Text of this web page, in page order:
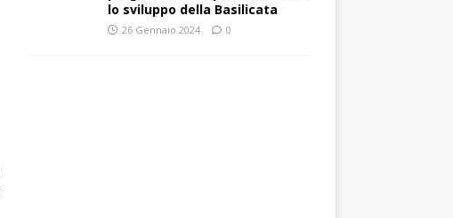
lo sviluppo della Basilicata
26 Gennaio 2024 0